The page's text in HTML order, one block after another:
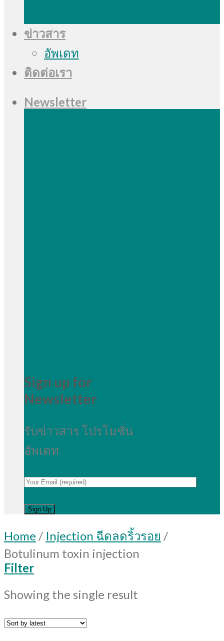
ข่าวสาร
อัพเดท
ติดต่อเรา
Newsletter
Sign up for
Newsletter
รับข่าวสาร โปรโมชั่น
อัพเดท
Home / Injection ฉีดลดริ้วรอย /
Botulinum toxin injection
Filter
Showing the single result